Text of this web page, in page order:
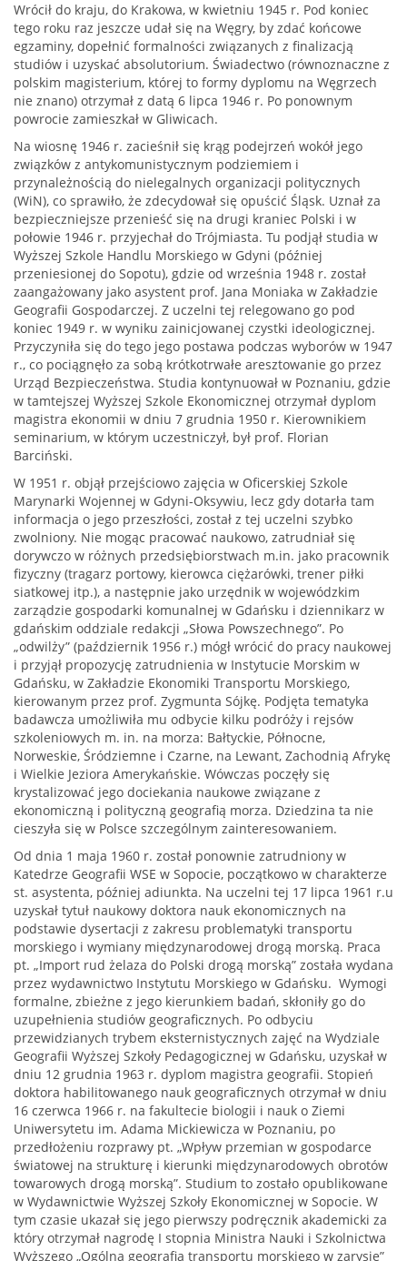
Wrócił do kraju, do Krakowa, w kwietniu 1945 r. Pod koniec
tego roku raz jeszcze udał się na Węgry, by zdać końcowe
egzaminy, dopełnić formalności związanych z finalizacją
studiów i uzyskać absolutorium. Świadectwo (równoznaczne z
polskim magisterium, której to formy dyplomu na Węgrzech
nie znano) otrzymał z datą 6 lipca 1946 r. Po ponownym
powrocie zamieszkał w Gliwicach.
Na wiosnę 1946 r. zacieśnił się krąg podejrzeń wokół jego
związków z antykomunistycznym podziemiem i
przynależnością do nielegalnych organizacji politycznych
(WiN), co sprawiło, że zdecydował się opuścić Śląsk. Uznał za
bezpieczniejsze przenieść się na drugi kraniec Polski i w
połowie 1946 r. przyjechał do Trójmiasta. Tu podjął studia w
Wyższej Szkole Handlu Morskiego w Gdyni (później
przeniesionej do Sopotu), gdzie od września 1948 r. został
zaangażowany jako asystent prof. Jana Moniaka w Zakładzie
Geografii Gospodarczej. Z uczelni tej relegowano go pod
koniec 1949 r. w wyniku zainicjowanej czystki ideologicznej.
Przyczyniła się do tego jego postawa podczas wyborów w 1947
r., co pociągnęło za sobą krótkotrwałe aresztowanie go przez
Urząd Bezpieczeństwa. Studia kontynuował w Poznaniu, gdzie
w tamtejszej Wyższej Szkole Ekonomicznej otrzymał dyplom
magistra ekonomii w dniu 7 grudnia 1950 r. Kierownikiem
seminarium, w którym uczestniczył, był prof. Florian
Barciński.
W 1951 r. objął przejściowo zajęcia w Oficerskiej Szkole
Marynarki Wojennej w Gdyni-Oksywiu, lecz gdy dotarła tam
informacja o jego przeszłości, został z tej uczelni szybko
zwolniony. Nie mogąc pracować naukowo, zatrudniał się
dorywczo w różnych przedsiębiorstwach m.in. jako pracownik
fizyczny (tragarz portowy, kierowca ciężarówki, trener piłki
siatkowej itp.), a następnie jako urzędnik w wojewódzkim
zarządzie gospodarki komunalnej w Gdańsku i dziennikarz w
gdańskim oddziale redakcji „Słowa Powszechnego”. Po
„odwilży” (październik 1956 r.) mógł wrócić do pracy naukowej
i przyjął propozycję zatrudnienia w Instytucie Morskim w
Gdańsku, w Zakładzie Ekonomiki Transportu Morskiego,
kierowanym przez prof. Zygmunta Sójkę. Podjęta tematyka
badawcza umożliwiła mu odbycie kilku podróży i rejsów
szkoleniowych m. in. na morza: Bałtyckie, Północne,
Norweskie, Śródziemne i Czarne, na Lewant, Zachodnią Afrykę
i Wielkie Jeziora Amerykańskie. Wówczas poczęły się
krystalizować jego dociekania naukowe związane z
ekonomiczną i polityczną geografią morza. Dziedzina ta nie
cieszyła się w Polsce szczególnym zainteresowaniem.
Od dnia 1 maja 1960 r. został ponownie zatrudniony w
Katedrze Geografii WSE w Sopocie, początkowo w charakterze
st. asystenta, później adiunkta. Na uczelni tej 17 lipca 1961 r.u
uzyskał tytuł naukowy doktora nauk ekonomicznych na
podstawie dysertacji z zakresu problematyki transportu
morskiego i wymiany międzynarodowej drogą morską. Praca
pt. „Import rud żelaza do Polski drogą morską” została wydana
przez wydawnictwo Instytutu Morskiego w Gdańsku. Wymogi
formalne, zbieżne z jego kierunkiem badań, skłoniły go do
uzupełnienia studiów geograficznych. Po odbyciu
przewidzianych trybem eksternistycznych zajęć na Wydziale
Geografii Wyższej Szkoły Pedagogicznej w Gdańsku, uzyskał w
dniu 12 grudnia 1963 r. dyplom magistra geografii. Stopień
doktora habilitowanego nauk geograficznych otrzymał w dniu
16 czerwca 1966 r. na fakultecie biologii i nauk o Ziemi
Uniwersytetu im. Adama Mickiewicza w Poznaniu, po
przedłożeniu rozprawy pt. „Wpływ przemian w gospodarce
światowej na strukturę i kierunki międzynarodowych obrotów
towarowych drogą morską”. Studium to zostało opublikowane
w Wydawnictwie Wyższej Szkoły Ekonomicznej w Sopocie. W
tym czasie ukazał się jego pierwszy podręcznik akademicki za
który otrzymał nagrodę I stopnia Ministra Nauki i Szkolnictwa
Wyższego „Ogólna geografia transportu morskiego w zarysie”